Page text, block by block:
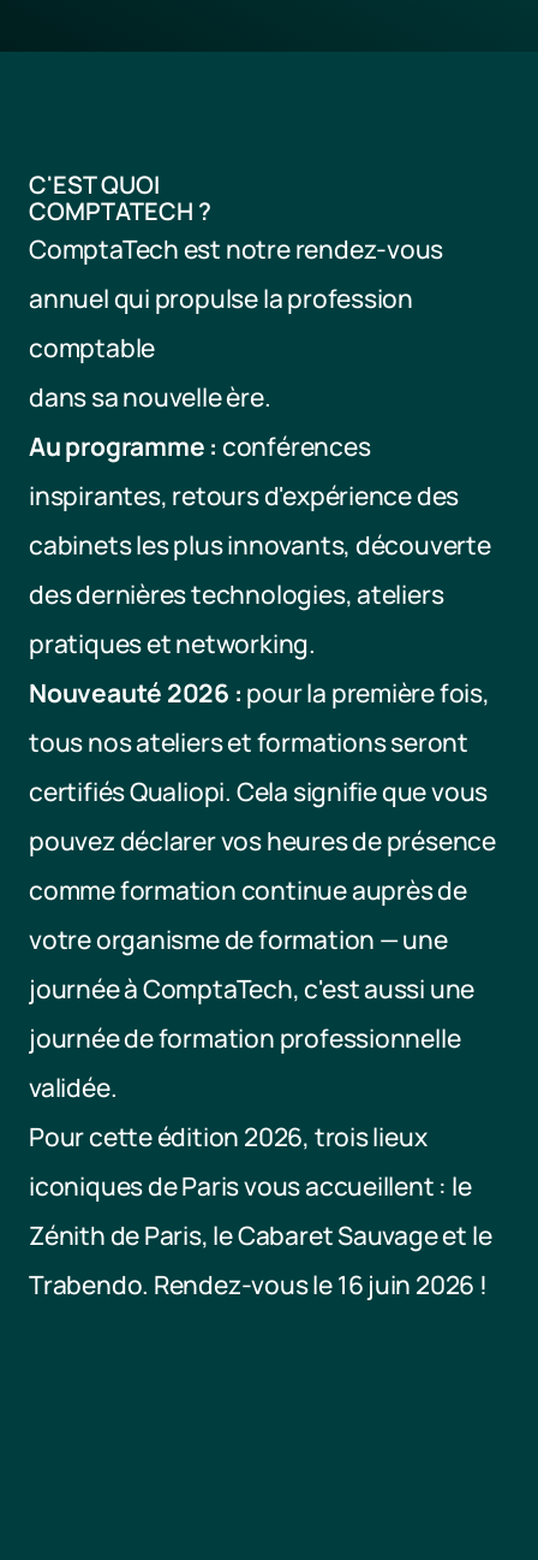
C'EST QUOI
COMPTATECH ?
ComptaTech est notre rendez-vous
annuel qui propulse la profession
comptable
dans sa nouvelle ère.
Au programme : conférences
inspirantes, retours d'expérience des
cabinets les plus innovants, découverte
des dernières technologies, ateliers
pratiques et networking.
Nouveauté 2026 : pour la première fois,
tous nos ateliers et formations seront
certifiés Qualiopi. Cela signifie que vous
pouvez déclarer vos heures de présence
comme formation continue auprès de
votre organisme de formation — une
journée à ComptaTech, c'est aussi une
journée de formation professionnelle
validée.
Pour cette édition 2026, trois lieux
iconiques de Paris vous accueillent : le
Zénith de Paris, le Cabaret Sauvage et le
Trabendo. Rendez-vous le 16 juin 2026 !